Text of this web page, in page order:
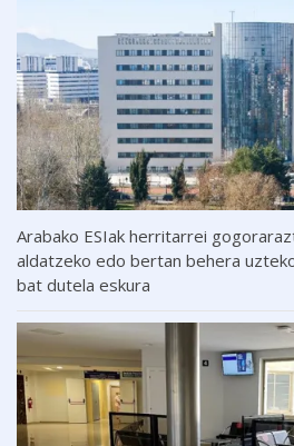
Arabako ESIak herritarrei
aldatzeko edo bertan behera
bat dutela eskura